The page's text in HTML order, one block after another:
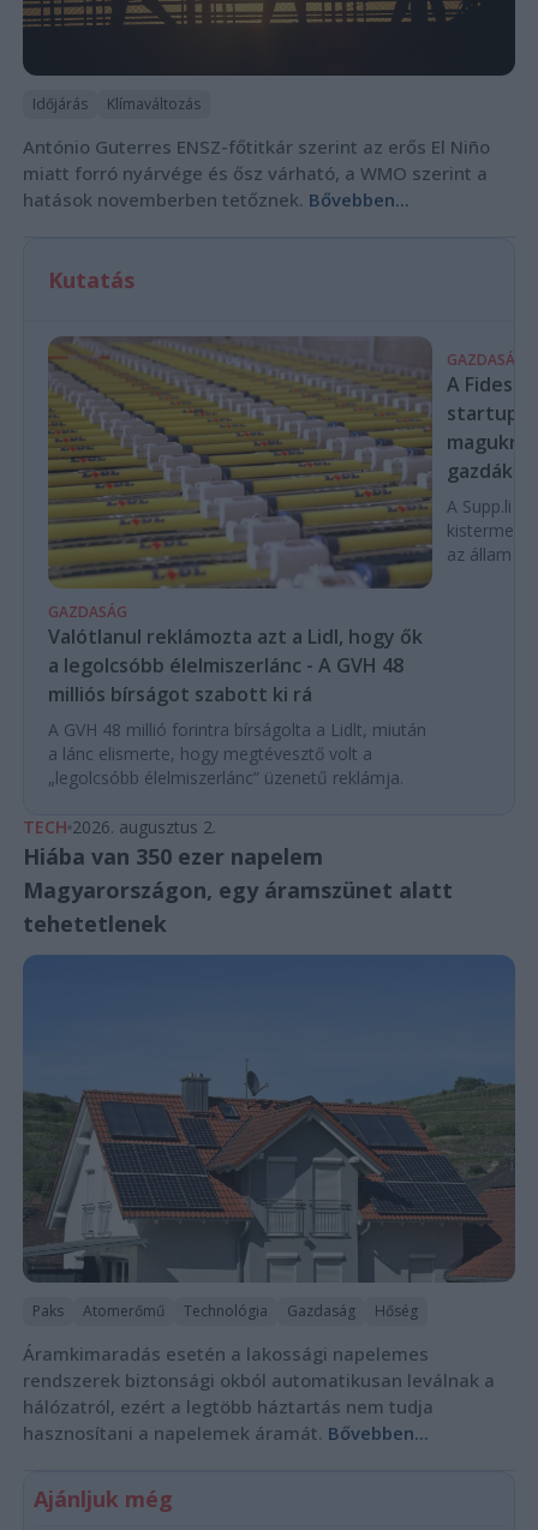
Időjárás Klímaváltozás
António Guterres ENSZ-főtitkár szerint az erős El Niño
miatt forró nyárvége és ősz várható, a WMO szerint a
hatások novemberben tetőznek. Bővebben...
Kutatás
GAZDASÁG
Valótlanul reklámozta azt a Lidl, hogy ők
a legolcsóbb élelmiszerlánc - A GVH 48
milliós bírságot szabott ki rá
A GVH 48 millió forintra bírságolta a Lidlt, miután
a lánc elismerte, hogy megtévesztő volt a
„legolcsóbb élelmiszerlánc” üzenetű reklámja.
GAZDASÁG
A
magukra
gazdákat
A Supp.li
az állam
TECH 2026. augusztus 2.
Hiába van 350 ezer napelem
Magyarországon, egy áramszünet alatt
tehetetlenek
Paks Atomerőmű Technológia Gazdaság Hőség
Áramkimaradás esetén a lakossági napelemes
rendszerek biztonsági okból automatikusan leválnak a
hálózatról, ezért a legtöbb háztartás nem tudja
hasznosítani a napelemek áramát. Bővebben...
Ajánljuk még